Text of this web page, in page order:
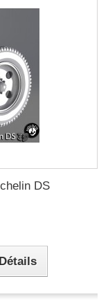
DS
Détails